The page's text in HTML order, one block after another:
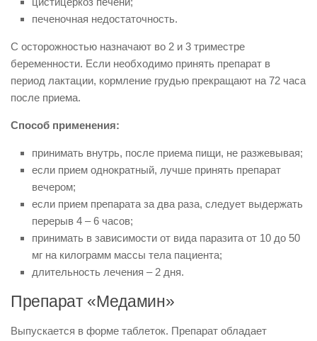
печеночная недостаточность.
С осторожностью назначают во 2 и 3 триместре
беременности. Если необходимо принять препарат в
период лактации, кормление грудью прекращают на 72 часа
после приема.
Способ применения:
принимать внутрь, после приема пищи, не разжевывая;
если прием однократный, лучше принять препарат
вечером;
если прием препарата за два раза, следует выдержать
перерыв 4 – 6 часов;
принимать в зависимости от вида паразита от 10 до 50
мг на килограмм массы тела пациента;
длительность лечения – 2 дня.
Препарат «Медамин»
Выпускается в форме таблеток. Препарат обладает